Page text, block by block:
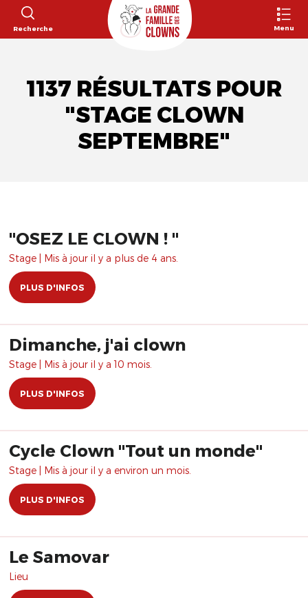
Recherche Menu
1137 RÉSULTATS POUR
"STAGE CLOWN
SEPTEMBRE"
"OSEZ LE CLOWN ! "
Stage | Mis à jour il y a plus de 4 ans.
PLUS D'INFOS
Dimanche, j'ai clown
Stage | Mis à jour il y a 10 mois.
PLUS D'INFOS
Cycle Clown "Tout un monde"
Stage | Mis à jour il y a environ un mois.
PLUS D'INFOS
Le Samovar
Lieu